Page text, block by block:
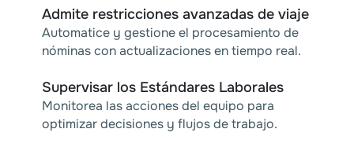
Admite restricciones avanzadas de viaje
Automatice y gestione el procesamiento de
nóminas con actualizaciones en tiempo real.
Supervisar los Estándares Laborales
Monitorea las acciones del equipo para
optimizar decisiones y flujos de trabajo.